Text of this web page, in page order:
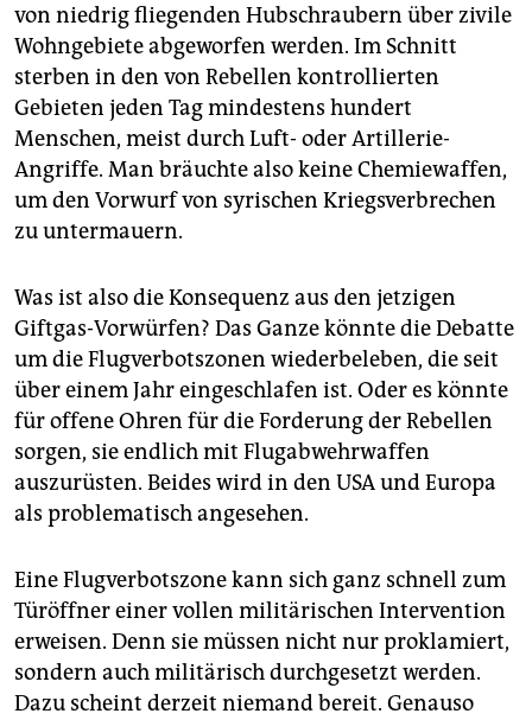
von niedrig fliegenden Hubschraubern über zivile
Wohngebiete abgeworfen werden. Im Schnitt
sterben in den von Rebellen kontrollierten
Gebieten jeden Tag mindestens hundert
Menschen, meist durch Luft- oder Artillerie-
Angriffe. Man bräuchte also keine Chemiewaffen,
um den Vorwurf von syrischen Kriegsverbrechen
zu untermauern.
Was ist also die Konsequenz aus den jetzigen
Giftgas-Vorwürfen? Das Ganze könnte die Debatte
um die Flugverbotszonen wiederbeleben, die seit
über einem Jahr eingeschlafen ist. Oder es könnte
für offene Ohren für die Forderung der Rebellen
sorgen, sie endlich mit Flugabwehrwaffen
auszurüsten. Beides wird in den USA und Europa
als problematisch angesehen.
Eine Flugverbotszone kann sich ganz schnell zum
Türöffner einer vollen militärischen Intervention
erweisen. Denn sie müssen nicht nur proklamiert,
sondern auch militärisch durchgesetzt werden.
Dazu scheint derzeit niemand bereit. Genauso